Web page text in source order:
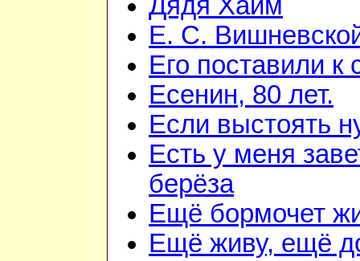
Дядя Хаим
Е. С.
Его поставили к
Есенин, 80 лет.
Если выстоять
Есть у меня
берёза
Ещё бормочет
Ещё живу, ещё